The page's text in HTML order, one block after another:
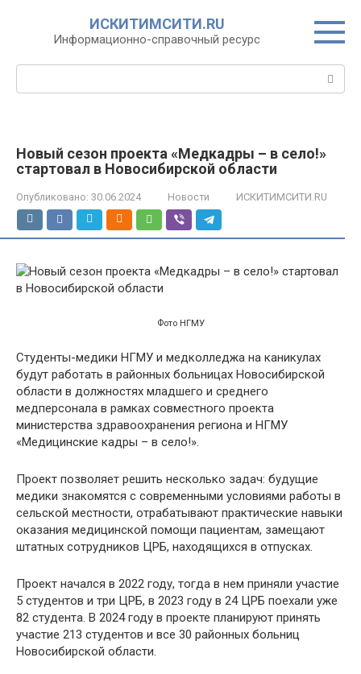
ИСКИТИМСИТИ.RU
Информационно-справочный ресурс
Новый сезон проекта «Медкадры – в село!»
стартовал в Новосибирской области
Опубликовано: 30.06.2024 Новости ИСКИТИМСИТИ.RU
Фото НГМУ
Студенты-медики НГМУ и медколледжа на каникулах
будут работать в районных больницах Новосибирской
области в должностях младшего и среднего
медперсонала в рамках совместного проекта
министерства здравоохранения региона и НГМУ
«Медицинские кадры – в село!».
Проект позволяет решить несколько задач: будущие
медики знакомятся с современными условиями работы в
сельской местности, отрабатывают практические навыки
оказания медицинской помощи пациентам, замещают
штатных сотрудников ЦРБ, находящихся в отпусках.
Проект начался в 2022 году, тогда в нем приняли участие
5 студентов и три ЦРБ, в 2023 году в 24 ЦРБ поехали уже
82 студента. В 2024 году в проекте планируют принять
участие 213 студентов и все 30 районных больниц
Новосибирской области.